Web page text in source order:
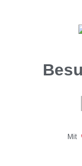
Mit